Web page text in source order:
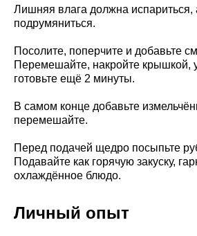
Лишняя влага должна испариться,
подрумяниться.
Посолите, поперчите и добавьте
Перемешайте, накройте крышкой,
готовьте ещё 2 минуты.
В самом конце добавьте
перемешайте.
Перед подачей щедро посыпьте
Подавайте как горячую закуску,
охлаждённое блюдо.
Личный опыт